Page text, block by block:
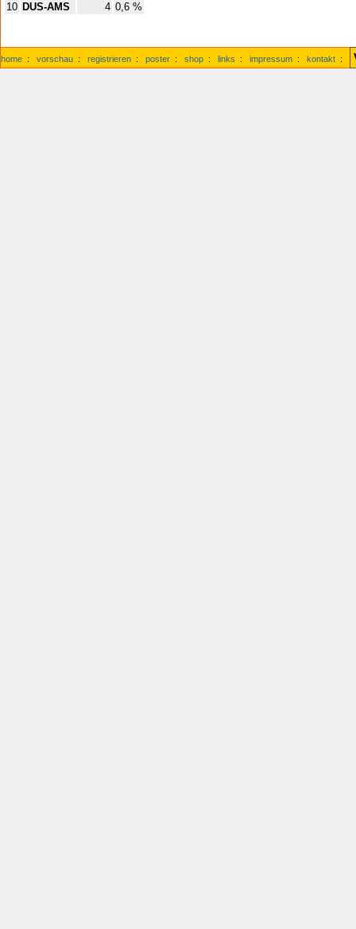
10 DUS-AMS 4 0,6 %
home : vorschau : registrieren : poster : shop : links : impressum : kontakt :